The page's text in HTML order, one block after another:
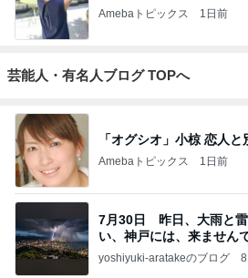
Amebaトピックス 1日前
芸能人・有名人ブログ TOPへ
「オグシオ」小椋 恋人
Amebaトピックス 1日前
7月30日 昨日、大雨と
い、神戸には、来ません
yoshiyuki-aratakeのブログ